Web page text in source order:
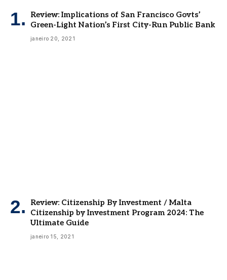
Review: Implications of San Francisco Govts’
Green-Light Nation’s First City-Run Public Bank
janeiro 20, 2021
Review: Citizenship By Investment / Malta
Citizenship by Investment Program 2024: The
Ultimate Guide
janeiro 15, 2021